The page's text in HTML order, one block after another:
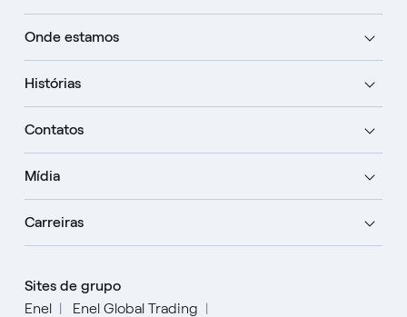
Onde estamos
Histórias
Contatos
Mídia
Carreiras
Sites de grupo
Enel
Enel Global Trading